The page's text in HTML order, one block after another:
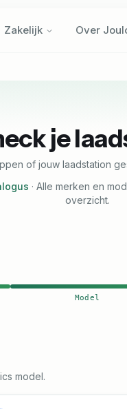
Zakelijk Over
je
of jouw laadstation
· Alle merken en
overzicht.
Model
model.